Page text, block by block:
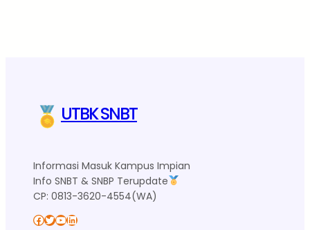
UTBK SNBT
Informasi Masuk Kampus Impian
Info SNBT & SNBP Terupdate
CP: 0813-3620-4554(WA)
Facebook Twitter YouTube LinkedIn